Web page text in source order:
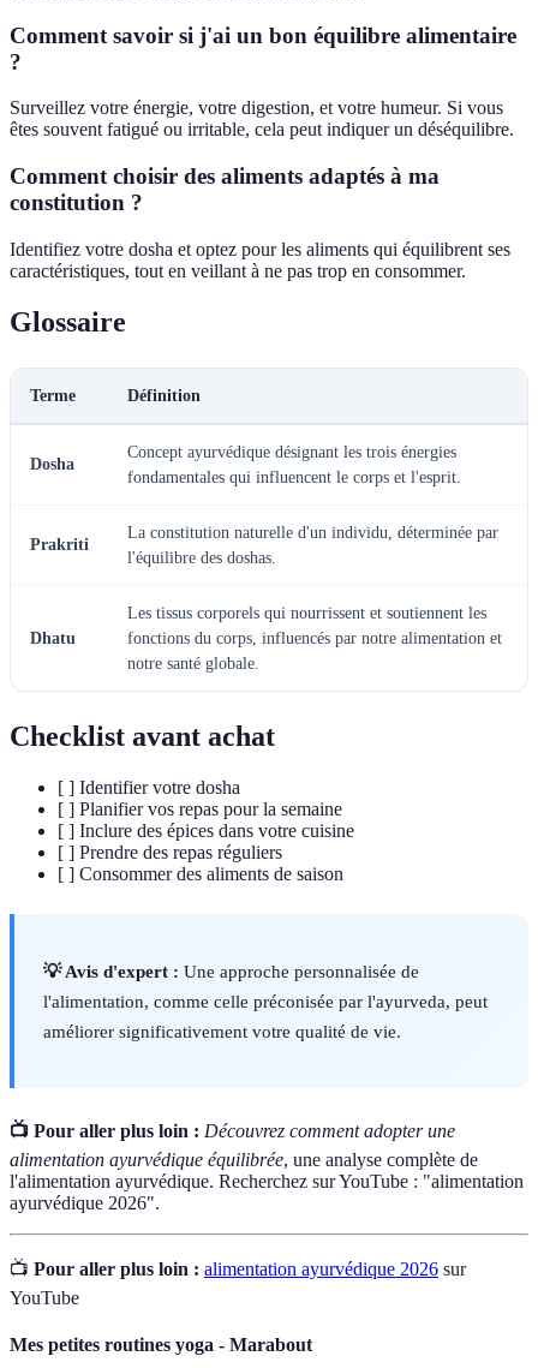
Comment savoir si j'ai un bon équilibre alimentaire
?
Surveillez votre énergie, votre digestion, et votre humeur. Si vous
êtes souvent fatigué ou irritable, cela peut indiquer un déséquilibre.
Comment choisir des aliments adaptés à ma
constitution ?
Identifiez votre dosha et optez pour les aliments qui équilibrent ses
caractéristiques, tout en veillant à ne pas trop en consommer.
Glossaire
Terme Définition
Dosha
Concept ayurvédique désignant les trois énergies
fondamentales qui influencent le corps et l'esprit.
Prakriti
La constitution naturelle d'un individu, déterminée par
l'équilibre des doshas.
Dhatu
Les tissus corporels qui nourrissent et soutiennent les
fonctions du corps, influencés par notre alimentation et
notre santé globale.
Checklist avant achat
[ ] Identifier votre dosha
[ ] Planifier vos repas pour la semaine
[ ] Inclure des épices dans votre cuisine
[ ] Prendre des repas réguliers
[ ] Consommer des aliments de saison
💡 Avis d'expert : Une approche personnalisée de
l'alimentation, comme celle préconisée par l'ayurveda, peut
améliorer significativement votre qualité de vie.
📺 Pour aller plus loin : Découvrez comment adopter une
alimentation ayurvédique équilibrée, une analyse complète de
l'alimentation ayurvédique. Recherchez sur YouTube : "alimentation
ayurvédique 2026".
📺 Pour aller plus loin : alimentation ayurvédique 2026 sur
YouTube
Mes petites routines yoga - Marabout